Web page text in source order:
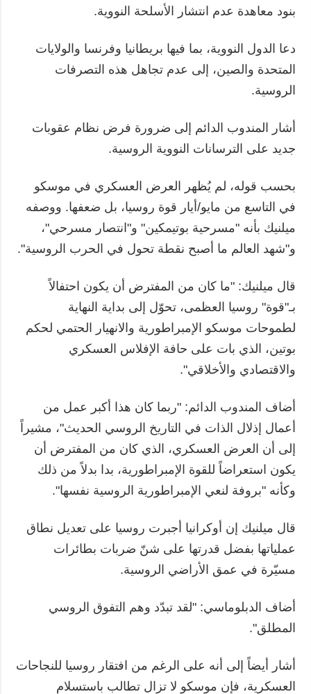
بنود معاهدة عدم انتشار الأسلحة النووية.
دعا الدول النووية، بما فيها بريطانيا وفرنسا والولايات
المتحدة والصين، إلى عدم تجاهل هذه التصرفات
الروسية.
أشار المندوب الدائم إلى ضرورة فرض نظام عقوبات
جديد على الترسانات النووية الروسية.
بحسب قوله، لم يُظهر العرض العسكري في موسكو
في التاسع من مايو/أيار قوة روسيا، بل ضعفها. ووصفه
ميلنيك بأنه "مسرحية بوتيمكين" و"انتصار مسرحي"،
و"شهد العالم ما أصبح نقطة تحول في الحرب الروسية".
قال ميلنيك: "ما كان من المفترض أن يكون احتفالاً
بـ"قوة" روسيا العظمى، تحوّل إلى بداية النهاية
لطموحات موسكو الإمبراطورية والانهيار الحتمي لحكم
بوتين، الذي بات على حافة الإفلاس العسكري
والاقتصادي والأخلاقي".
أضاف المندوب الدائم: "ربما كان هذا أكبر عمل من
أعمال إذلال الذات في التاريخ الروسي الحديث"، مشيراً
إلى أن العرض العسكري، الذي كان من المفترض أن
يكون استعراضاً للقوة الإمبراطورية، بدا بدلاً من ذلك
وكأنه "بروفة لنعي الإمبراطورية الروسية نفسها".
قال ميلنيك إن أوكرانيا أجبرت روسيا على تعديل نطاق
عملياتها بفضل قدرتها على شنّ ضربات بطائرات
مسيّرة في عمق الأراضي الروسية.
أضاف الدبلوماسي: "لقد تبدّد وهم التفوق الروسي
المطلق".
أشار أيضاً إلى أنه على الرغم من افتقار روسيا للنجاحات
العسكرية، فإن موسكو لا تزال تطالب باستسلام